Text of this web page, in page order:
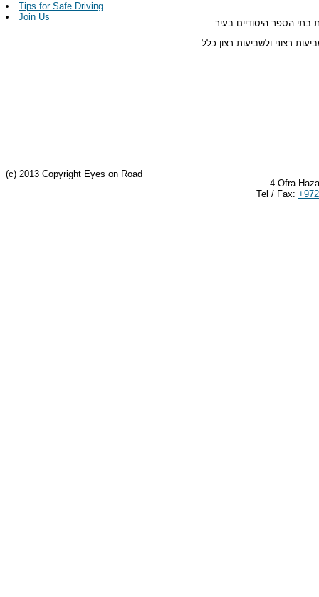
Tips for Safe Driving
Join Us
הספר היסודיים בעיר.
רצוני ולשביעות רצון כלל
(c) 2013 Copyright Eyes on Road
4 Ofra
Tel / Fax: